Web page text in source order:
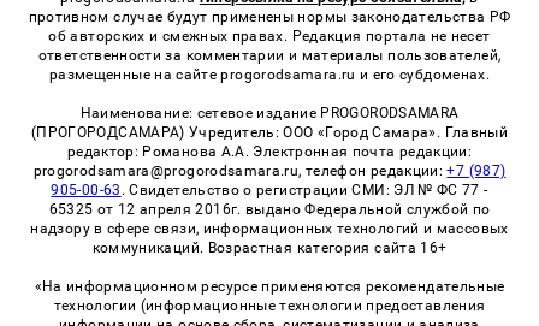
противном случае будут применены нормы законодательства РФ
об авторских и смежных правах. Редакция портала не несет
ответственности за комментарии и материалы пользователей,
размещенные на сайте progorodsamara.ru и его субдоменах.
Наименование: сетевое издание PROGORODSAMARA
(ПРОГОРОДСАМАРА) Учредитель: ООО «Город Самара». Главный
редактор: Романова А.А. Электронная почта редакции:
progorodsamara@progorodsamara.ru, телефон редакции:+7 (987)
905-00-63 . Свидетельство о регистрации СМИ: ЭЛ № ФС 77 -
65325 от 12 апреля 2016г. выдано Федеральной службой по
надзору в сфере связи, информационных технологий и массовых
коммуникаций. Возрастная категория сайта 16+
«На информационном ресурсе применяются рекомендательные
технологии (информационные технологии предоставления